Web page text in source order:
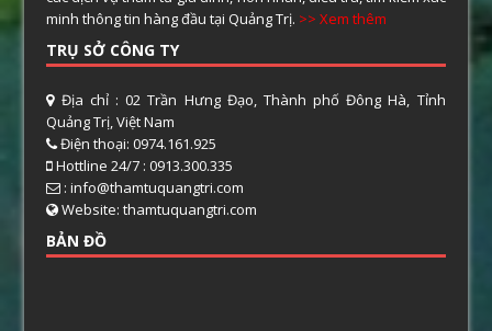
minh thông tin hàng đầu tại Quảng Trị. >> Xem thêm
TRỤ SỞ CÔNG TY
Địa chỉ : 02 Trần Hưng Đạo, Thành phố Đông Hà, Tỉnh
Quảng Trị, Việt Nam
Điện thoại: 0974.161.925
Hottline 24/7 : 0913.300.335
: info@thamtuquangtri.com
Website: thamtuquangtri.com
BẢN ĐỒ